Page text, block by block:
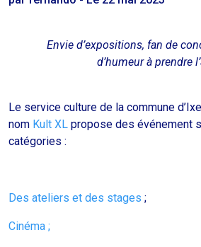
Envie d’expositions, fan de
d’humeur à prendre
Le service culture de la commune
nom Kult XL propose des événement
catégories :
Des ateliers et des stages ;
Cinéma ;